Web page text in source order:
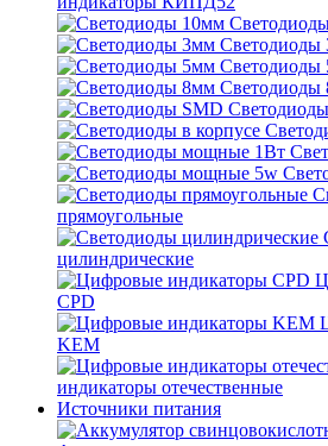
Светодиоды
Светодиоды
Светодиоды
прямоугольные
цилиндрические
CPD
KEM
индикаторы отечественные
Источники питания